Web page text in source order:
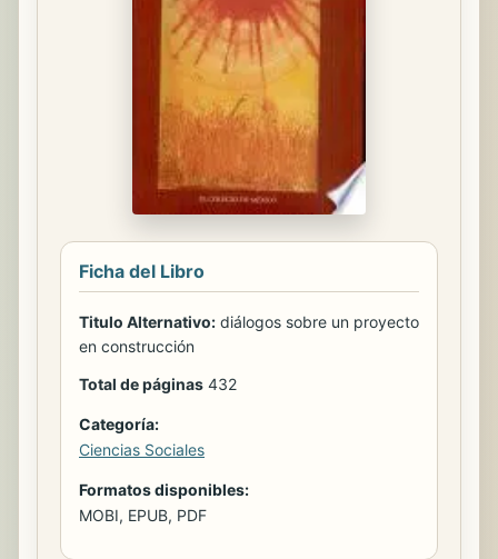
Ficha del Libro
Titulo Alternativo: diálogos sobre un proyecto
en construcción
Total de páginas 432
Categoría:
Ciencias Sociales
Formatos disponibles:
MOBI, EPUB, PDF